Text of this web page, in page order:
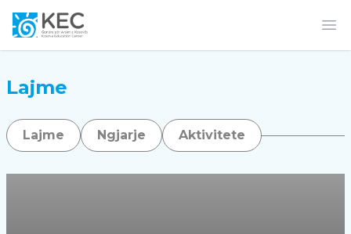
Lajme
Lajme Ngjarje Aktivitete